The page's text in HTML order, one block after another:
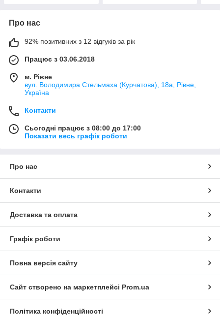
Про нас
92% позитивних з 12 відгуків за рік
Працює з 03.06.2018
м. Рівне
вул. Володимира Стельмаха (Курчатова), 18а, Рівне,
Україна
Контакти
Сьогодні працює з 08:00 до 17:00
Показати весь графік роботи
Про нас
Контакти
Доставка та оплата
Графік роботи
Повна версія сайту
Сайт створено на маркетплейсі Prom.ua
Політика конфіденційності